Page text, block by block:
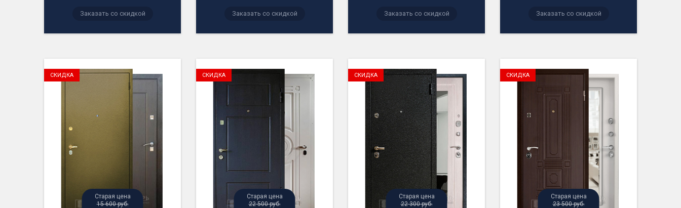
Заказать со скидкой Заказать со скидкой Заказать со скидкой Заказать со скидкой
СКИДКА
Старая цена
15 600 руб.
СКИДКА
Старая цена
22 500 руб.
СКИДКА
Старая цена
22 300 руб.
СКИДКА
Старая цена
23 500 руб.